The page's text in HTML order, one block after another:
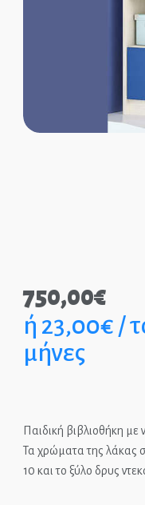
750,00€
ή 23,00€ /
μήνες
Παιδική βιβλιοθήκη
Τα χρώματα της λάκας
10 και το ξύλο δρυς